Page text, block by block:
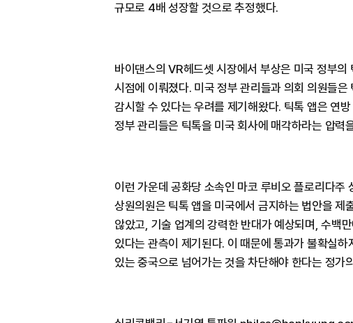
규모로 4배 성장할 것으로 추정했다.
바이댄스의 VR헤드셋 시장에서 부상은 미국 정부
시점에 이뤄졌다. 미국 정부 관리들과 의회 의원들
감시할 수 있다는 우려를 제기해왔다. 틱톡 앱은 연
정부 관리들은 틱톡을 미국 회사에 매각하라는 압력
이런 가운데 공화당 소속인 마코 루비오 플로리다주
상원의원은 틱톡 앱을 미국에서 금지하는 법안을 제
않았고, 기술 업계의 강력한 반대가 예상되며, 수백
있다는 관측이 제기된다. 이 때문에 통과가 불확실
있는 중국으로 넘어가는 것을 차단해야 한다는 정가